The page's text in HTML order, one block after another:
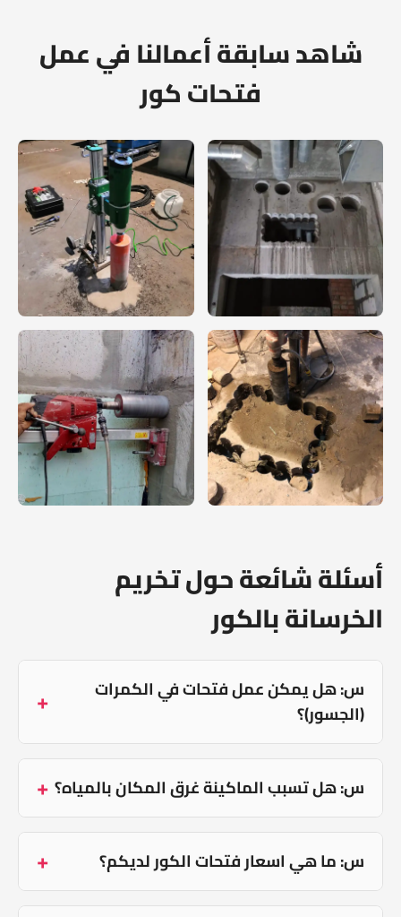
شاهد سابقة أعمالنا في عمل
فتحات كور
أسئلة شائعة حول تخريم
الخرسانة بالكور
س: هل يمكن عمل فتحات في الكمرات
(الجسور)؟
س: هل تسبب الماكينة غرق المكان بالمياه؟
س: ما هي اسعار فتحات الكور لديكم؟